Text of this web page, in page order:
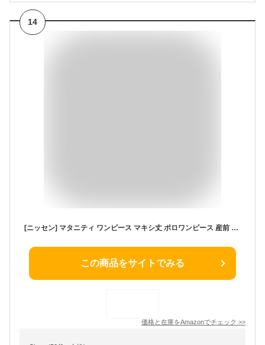
14
[ニッセン] マタニティ ワンピース マキシ丈 ポロワンピース 産前 産後 授乳服 あったか 裏起毛 配色 レディース 秋 冬 マタニティL ベージュ
この商品をサイトでみる
価格と在庫をAmazonでチェック >>